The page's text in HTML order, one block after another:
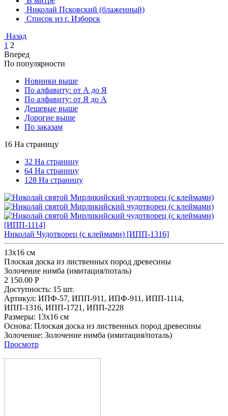
Николай Псковский (блаженный)
Список из г. Изборск
Назад
1 2
Вперед
По популярности
Новинки выше
По алфавиту: от А до Я
По алфавиту: от Я до А
Дешевые выше
Дорогие выше
По заказам
16 На страницу
32 На страницу
64 На страницу
128 На страницу
Николай Чудотворец (с клеймами) [ИПП-1316]
13x16 см
Плоская доска из лиственных пород древесины
Золочение нимба (имитация/поталь)
2 150.00 Р
Доступность: 15 шт.
Артикул: ИПФ-57, ИПП-911, ИПФ-911, ИПП-1114,
ИПП-1316, ИПП-1721, ИПП-2228
Размеры: 13x16 см
Основа: Плоская доска из лиственных пород древесины
Золочение: Золочение нимба (имитация/поталь)
Просмотр